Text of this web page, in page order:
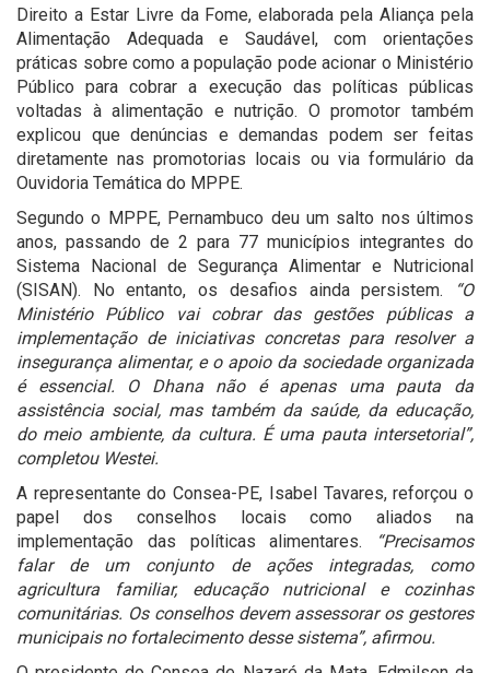
Direito a Estar Livre da Fome, elaborada pela Aliança pela
Alimentação Adequada e Saudável, com orientações
práticas sobre como a população pode acionar o Ministério
Público para cobrar a execução das políticas públicas
voltadas à alimentação e nutrição. O promotor também
explicou que denúncias e demandas podem ser feitas
diretamente nas promotorias locais ou via formulário da
Ouvidoria Temática do MPPE.
Segundo o MPPE, Pernambuco deu um salto nos últimos
anos, passando de 2 para 77 municípios integrantes do
Sistema Nacional de Segurança Alimentar e Nutricional
(SISAN). No entanto, os desafios ainda persistem. “O
Ministério Público vai cobrar das gestões públicas a
implementação de iniciativas concretas para resolver a
insegurança alimentar, e o apoio da sociedade organizada
é essencial. O Dhana não é apenas uma pauta da
assistência social, mas também da saúde, da educação,
do meio ambiente, da cultura. É uma pauta intersetorial”,
completou Westei.
A representante do Consea-PE, Isabel Tavares, reforçou o
papel dos conselhos locais como aliados na
implementação das políticas alimentares.
“Precisamos
falar de um conjunto de ações integradas, como
agricultura familiar, educação nutricional e cozinhas
comunitárias. Os conselhos devem assessorar os gestores
municipais no fortalecimento desse sistema”, afirmou.